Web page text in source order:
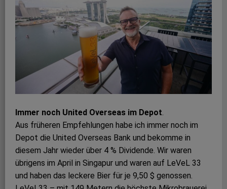
Immer noch United Overseas im Depot
Aus früheren Empfehlungen habe ich immer noch im
Depot die United Overseas Bank und bekomme in
diesem Jahr wieder über 4 % Dividende. Wir waren
übrigens im April in Singapur und waren auf LeVeL 33
und haben das leckere Bier für je 9,50 $ genossen.